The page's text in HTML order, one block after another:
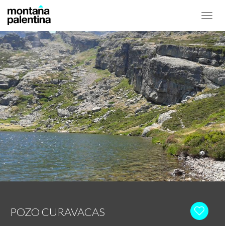
POZO CURAVACAS